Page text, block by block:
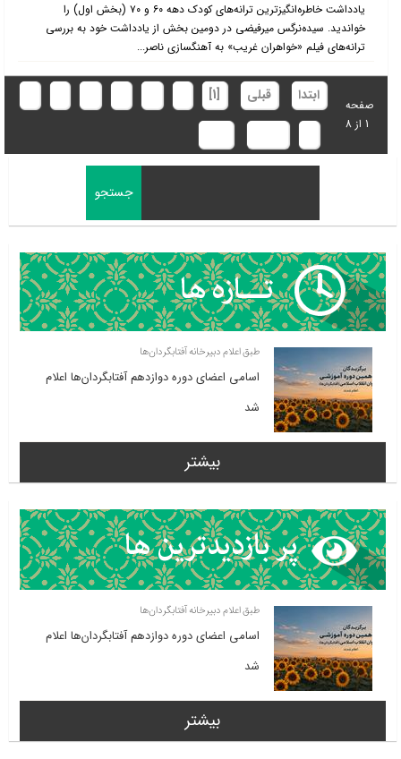
یادداشت خاطره‌انگیزترین ترانه‌های کودک دهه ۶۰ و ۷۰ (بخش اول) را
خواندید. سیده‌نرگس میرفیضی در دومین بخش از یادداشت خود به بررسی
ترانه‌های فیلم «خواهران غریب» به آهنگسازی ناصر...
صفحه
1 از 8
ابتدا قبلی [1]
طبق اعلام دبیرخانه آفتابگردان‌ها
اسامی اعضای دوره دوازدهم آفتابگردان‌ها اعلام
شد
بیشتر
طبق اعلام دبیرخانه آفتابگردان‌ها
اسامی اعضای دوره دوازدهم آفتابگردان‌ها اعلام
شد
بیشتر